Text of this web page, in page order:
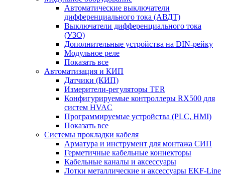
Автоматические выключатели
дифференциального тока (АВДТ)
Выключатели дифференциального тока
(УЗО)
Дополнительные устройства на DIN-рейку
Модульное реле
Показать все
Автоматизация и КИП
Датчики (КИП)
Измерители-регуляторы TER
Конфигурируемые контроллеры RX500 для
систем HVAC
Программируемые устройства (PLC, HMI)
Показать все
Системы прокладки кабеля
Арматура и инструмент для монтажа СИП
Герметичные кабельные коннекторы
Кабельные каналы и аксессуары
Лотки металлические и аксессуары EKF-Line